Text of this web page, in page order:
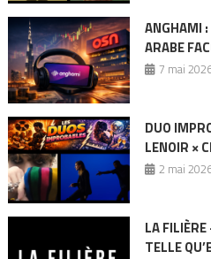
ANGHAMI
ARABE
7 mai
DUO
LENOIR ×
2 mai
LA
TELLE